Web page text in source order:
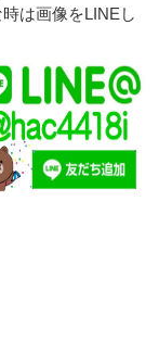
は画像をLINEし